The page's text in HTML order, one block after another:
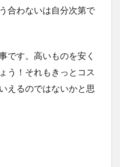
合わないは自分次第で
です。高いものを安く
う！それもきっとコス
えるのではないかと思